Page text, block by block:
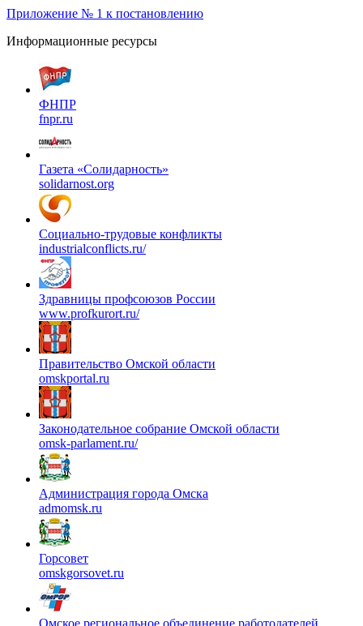
Приложение № 1 к постановлению
Информационные ресурсы
ФНПР
fnpr.ru
Газета «Солидарность»
solidarnost.org
Социально-трудовые конфликты
industrialconflicts.ru/
Здравницы профсоюзов России
www.profkurort.ru/
Правительство Омской области
omskportal.ru
Законодательное собрание Омской области
omsk-parlament.ru/
Администрация города Омска
admomsk.ru
Горсовет
omskgorsovet.ru
Омское региональное объединение работодателей